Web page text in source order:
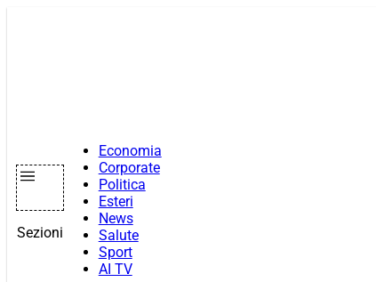
Sezioni
Economia
Corporate
Politica
Esteri
News
Salute
Sport
AI TV